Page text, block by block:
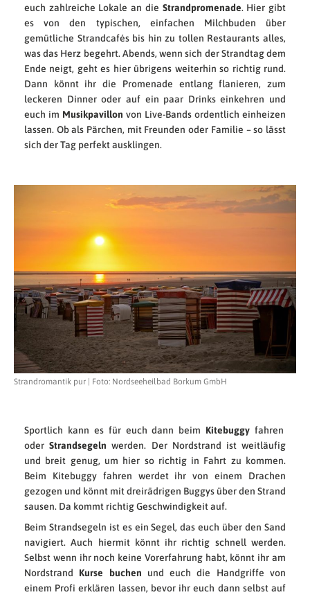
euch zahlreiche Lokale an die Strandpromenade. Hier gibt
es von den typischen, einfachen Milchbuden über
gemütliche Strandcafés bis hin zu tollen Restaurants alles,
was das Herz begehrt. Abends, wenn sich der Strandtag dem
Ende neigt, geht es hier übrigens weiterhin so richtig rund.
Dann könnt ihr die Promenade entlang flanieren, zum
leckeren Dinner oder auf ein paar Drinks einkehren und
euch im Musikpavillon von Live-Bands ordentlich einheizen
lassen. Ob als Pärchen, mit Freunden oder Familie – so lässt
sich der Tag perfekt ausklingen.
Strandromantik pur | Foto: Nordseeheilbad Borkum GmbH
Sportlich kann es für euch dann beim Kitebuggy fahren
oderStrandsegeln werden. Der Nordstrand ist weitläufig
und breit genug, um hier so richtig in Fahrt zu kommen.
Beim Kitebuggy fahren werdet ihr von einem Drachen
gezogen und könnt mit dreirädrigen Buggys über den Strand
sausen. Da kommt richtig Geschwindigkeit auf.
Beim Strandsegeln ist es ein Segel, das euch über den Sand
navigiert. Auch hiermit könnt ihr richtig schnell werden.
Selbst wenn ihr noch keine Vorerfahrung habt, könnt ihr am
Nordstrand Kurse buchen und euch die Handgriffe von
einem Profi erklären lassen, bevor ihr euch dann selbst auf